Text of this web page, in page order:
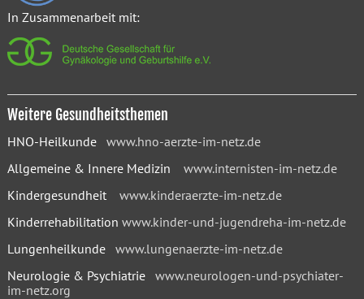
In Zusammenarbeit mit:
Weitere Gesundheitsthemen
HNO-Heilkunde www.hno-aerzte-im-netz.de
Allgemeine & Innere Medizin www.internisten-im-netz.de
Kindergesundheit www.kinderaerzte-im-netz.de
Kinderrehabilitation www.kinder-und-jugendreha-im-netz.de
Lungenheilkunde www.lungenaerzte-im-netz.de
Neurologie & Psychiatrie www.neurologen-und-psychiater-
im-netz.org